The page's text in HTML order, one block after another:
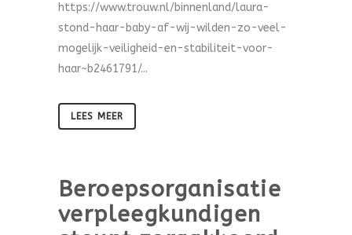
https://www.trouw.nl/binnenland/laura-
stond-haar-baby-af-wij-wilden-zo-veel-
mogelijk-veiligheid-en-stabiliteit-voor-
haar~b2461791/...
LEES MEER
Beroepsorganisatie
verpleegkundigen